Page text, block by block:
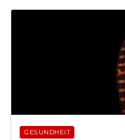
GESUNDHEIT